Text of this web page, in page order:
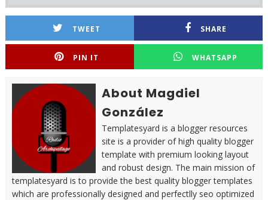
TWEET SHARE
PIN IT WHATSAPP
About Magdiel
González
Templatesyard is a blogger resources
site is a provider of high quality blogger
template with premium looking layout
and robust design. The main mission of
templatesyard is to provide the best quality blogger templates
which are professionally designed and perfectlly seo optimized